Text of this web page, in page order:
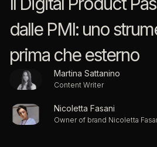
dalle PMI: uno
prima che esterno
Martina Sattanino
Content Writer
Nicoletta Fasani
Owner of brand Nicoletta